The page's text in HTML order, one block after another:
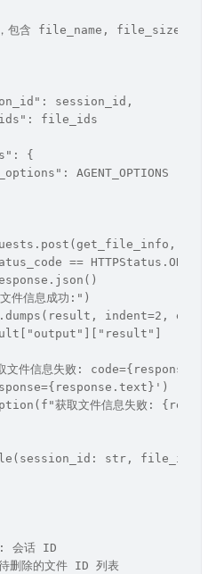
file_name, file_size,
session_id,
file_ids
{
AGENT_OPTIONS
== HTTPStatus.OK:
息成功:")
indent=2,
息失败:
获取文件信息失败:
str, file_ids:
话 ID
文件 ID 列表